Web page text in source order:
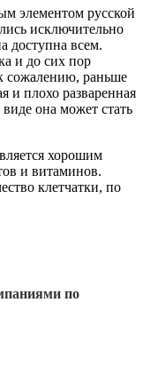
элементом русской
исключительно
доступна всем.
и до сих пор
сожалению, раньше
и плохо разваренная
она может стать
хорошим
и витаминов.
клетчатки, по
по